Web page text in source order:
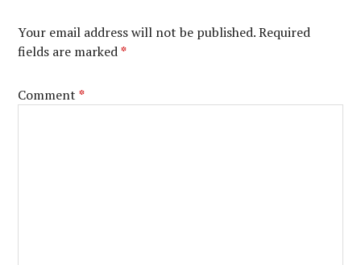
Your email address will not be published. Required
fields are marked*
Comment*